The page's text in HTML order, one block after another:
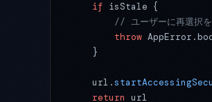
    if
isStale {
// ユーザーに再選択を
        throw
    }
    url.
    return
url